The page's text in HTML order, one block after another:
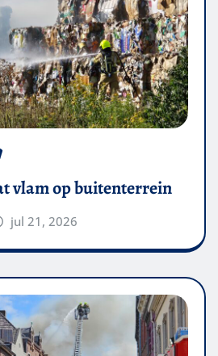
vlam op buitenterrein
jul 21, 2026